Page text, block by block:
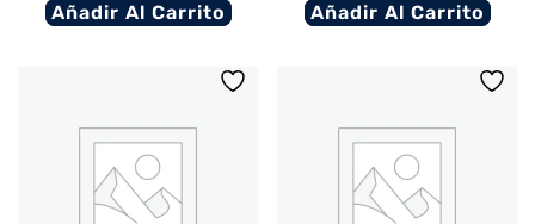
Añadir Al Carrito Añadir Al Carrito